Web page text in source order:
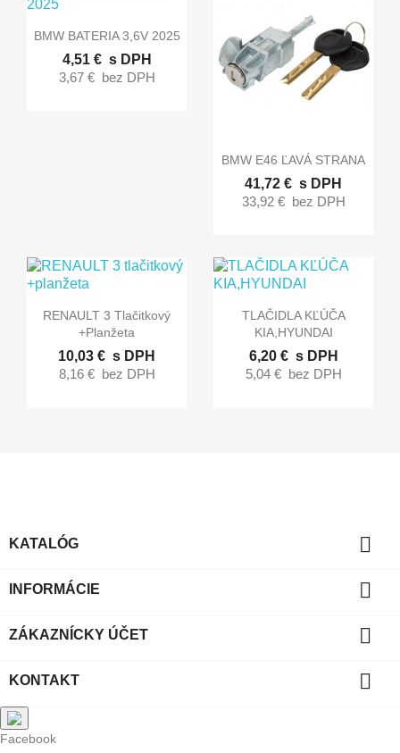
 Rýchly náhľad
BMW BATERIA 3,6V 2025
4,51 € s DPH
3,67 € bez DPH
 Rýchly náhľad
BMW E46 ĽAVÁ STRANA
41,72 € s DPH
33,92 € bez DPH
 Rýchly náhľad
RENAULT 3 Tlačitkový
+planžeta
10,03 € s DPH
8,16 € bez DPH
 Rýchly náhľad
TLAČIDLA KĽÚČA
KIA,HYUNDAI
6,20 € s DPH
5,04 € bez DPH
KATALÓG 
INFORMÁCIE 
ZÁKAZNÍCKY ÚČET 
KONTAKT 
Facebook